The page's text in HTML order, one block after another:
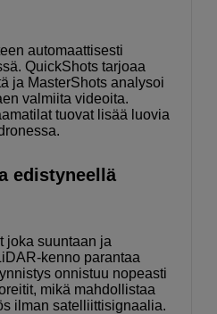
automaattisesti
QuickShots tarjoaa
ja MasterShots analysoi
valmiita videoita.
tuovat lisää luovia
edistyneellä
joka suuntaan ja
kenno parantaa
onnistuu nopeasti
mikä mahdollistaa
ilman satelliittisignaalia.